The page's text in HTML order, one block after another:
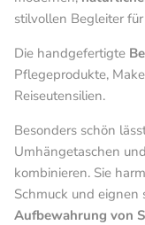
stilvollen Begleiter
Die handgefertigte
Pflegeprodukte,
Reiseutensilien.
Besonders schön
Umhängetaschen
kombinieren. Sie
Schmuck und eignen
Aufbewahrung von